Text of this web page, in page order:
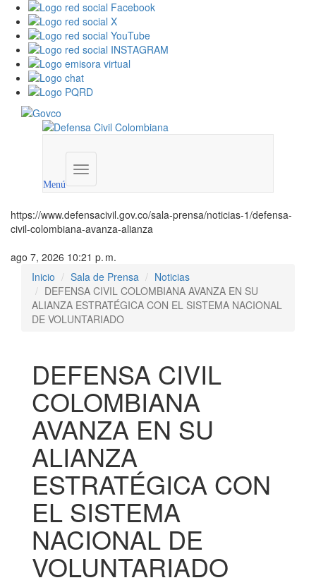
Menú
Menú
institucional
https://www.defensacivil.gov.co/sala-prensa/noticias-1/defensa-
civil-colombiana-avanza-alianza
ago 7, 2026 10:21 p. m.
Inicio
Sala de Prensa
Noticias
DEFENSA CIVIL COLOMBIANA AVANZA EN SU
ALIANZA ESTRATÉGICA CON EL SISTEMA NACIONAL
DE VOLUNTARIADO
DEFENSA CIVIL
COLOMBIANA
AVANZA EN SU
ALIANZA
ESTRATÉGICA CON
EL SISTEMA
NACIONAL DE
VOLUNTARIADO